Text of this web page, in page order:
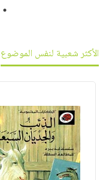
1
الأكثر شعبية لنفس الموضوع